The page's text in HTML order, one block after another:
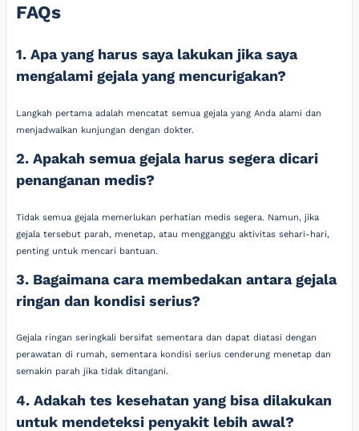
FAQs
1. Apa yang harus saya lakukan jika saya
mengalami gejala yang mencurigakan?
Langkah pertama adalah mencatat semua gejala yang Anda alami dan
menjadwalkan kunjungan dengan dokter.
2. Apakah semua gejala harus segera dicari
penanganan medis?
Tidak semua gejala memerlukan perhatian medis segera. Namun, jika
gejala tersebut parah, menetap, atau mengganggu aktivitas sehari-hari,
penting untuk mencari bantuan.
3. Bagaimana cara membedakan antara gejala
ringan dan kondisi serius?
Gejala ringan seringkali bersifat sementara dan dapat diatasi dengan
perawatan di rumah, sementara kondisi serius cenderung menetap dan
semakin parah jika tidak ditangani.
4. Adakah tes kesehatan yang bisa dilakukan
untuk mendeteksi penyakit lebih awal?